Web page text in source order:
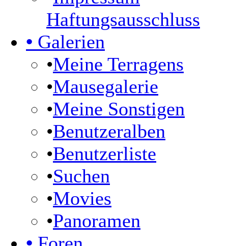
Haftungsausschluss
• Galerien
•Meine Terragens
•Mausegalerie
•Meine Sonstigen
•Benutzeralben
•Benutzerliste
•Suchen
•Movies
•Panoramen